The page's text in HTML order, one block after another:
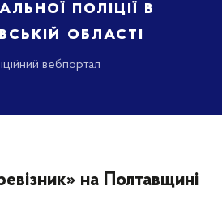
поліції в
області
вебпортал
на Полтавщині